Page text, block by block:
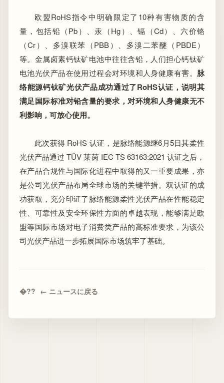
欧盟RoHS指令中明确限定了10种有害物质的含
量，包括铅（Pb）、汞（Hg）、镉（Cd）、六价铬
（Cr）、多溴联苯（PBB）、多溴二苯醚（PBDE）
等。金属卤素钙钛矿电池中往往含铅，人们担心钙钛矿
电池光伏产品在使用过程会对环境和人身健康有害。 脉
络能源钙钛矿光伏产品成功通过了RoHS认证，说明其
满足国际标准对铅含量的要求，对环境和人身健康无不
利影响，可放心使用。
此次获得 RoHS 认证，是脉络能源继6月5日其柔性
光伏产品通过 TÜV 莱茵 IEC TS 63163:2021 认证之后，
在产品合规性与国际化进程中取得的又一重要成果，亦
是公司光伏产品布局全球市场的关键举措。双认证的成
功获取，充分印证了脉络能源柔性光伏产品在性能稳定
性、可靠性及安全环保性方面的卓越表现，能够满足欧
盟等国际市场对电子消费类产品的高标准要求，为该公
司光伏产品进一步拓展国际市场筑牢了基础。
← ニュースに戻る